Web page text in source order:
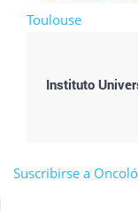
Instituto
Suscribirse a